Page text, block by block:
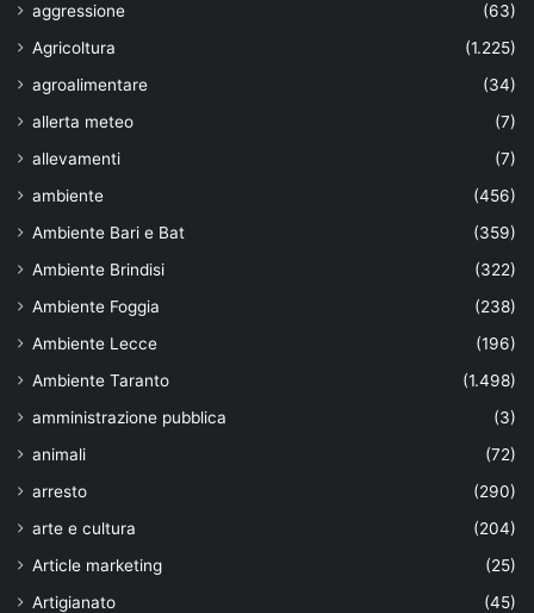
aggressione
(63)
Agricoltura
(1.225)
agroalimentare
(34)
allerta meteo
(7)
allevamenti
(7)
ambiente
(456)
Ambiente Bari e Bat
(359)
Ambiente Brindisi
(322)
Ambiente Foggia
(238)
Ambiente Lecce
(196)
Ambiente Taranto
(1.498)
amministrazione pubblica
(3)
animali
(72)
arresto
(290)
arte e cultura
(204)
Article marketing
(25)
Artigianato
(45)